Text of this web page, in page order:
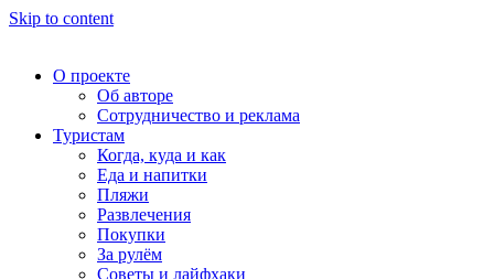
Skip to content
О проекте
Об авторе
Сотрудничество и реклама
Туристам
Когда, куда и как
Еда и напитки
Пляжи
Развлечения
Покупки
За рулём
Советы и лайфхаки